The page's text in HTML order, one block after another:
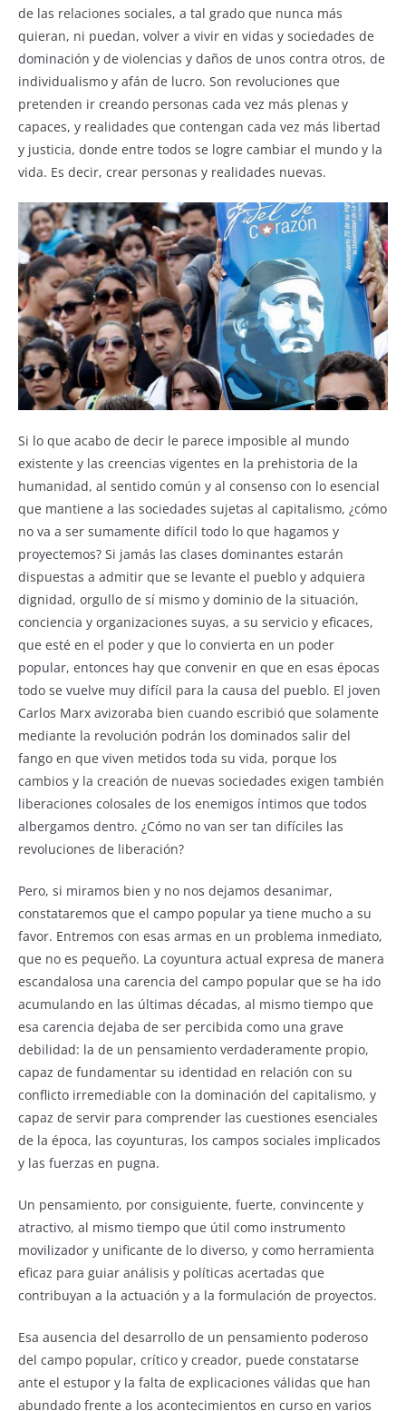
de las relaciones sociales, a tal grado que nunca más
quieran, ni puedan, volver a vivir en vidas y sociedades de
dominación y de violencias y daños de unos contra otros, de
individualismo y afán de lucro. Son revoluciones que
pretenden ir creando personas cada vez más plenas y
capaces, y realidades que contengan cada vez más libertad
y justicia, donde entre todos se logre cambiar el mundo y la
vida. Es decir, crear personas y realidades nuevas.
Si lo que acabo de decir le parece imposible al mundo
existente y las creencias vigentes en la prehistoria de la
humanidad, al sentido común y al consenso con lo esencial
que mantiene a las sociedades sujetas al capitalismo, ¿cómo
no va a ser sumamente difícil todo lo que hagamos y
proyectemos? Si jamás las clases dominantes estarán
dispuestas a admitir que se levante el pueblo y adquiera
dignidad, orgullo de sí mismo y dominio de la situación,
conciencia y organizaciones suyas, a su servicio y eficaces,
que esté en el poder y que lo convierta en un poder
popular, entonces hay que convenir en que en esas épocas
todo se vuelve muy difícil para la causa del pueblo. El joven
Carlos Marx avizoraba bien cuando escribió que solamente
mediante la revolución podrán los dominados salir del
fango en que viven metidos toda su vida, porque los
cambios y la creación de nuevas sociedades exigen también
liberaciones colosales de los enemigos íntimos que todos
albergamos dentro. ¿Cómo no van ser tan difíciles las
revoluciones de liberación?
Pero, si miramos bien y no nos dejamos desanimar,
constataremos que el campo popular ya tiene mucho a su
favor. Entremos con esas armas en un problema inmediato,
que no es pequeño. La coyuntura actual expresa de manera
escandalosa una carencia del campo popular que se ha ido
acumulando en las últimas décadas, al mismo tiempo que
esa carencia dejaba de ser percibida como una grave
debilidad: la de un pensamiento verdaderamente propio,
capaz de fundamentar su identidad en relación con su
conflicto irremediable con la dominación del capitalismo, y
capaz de servir para comprender las cuestiones esenciales
de la época, las coyunturas, los campos sociales implicados
y las fuerzas en pugna.
Un pensamiento, por consiguiente, fuerte, convincente y
atractivo, al mismo tiempo que útil como instrumento
movilizador y unificante de lo diverso, y como herramienta
eficaz para guiar análisis y políticas acertadas que
contribuyan a la actuación y a la formulación de proyectos.
Esa ausencia del desarrollo de un pensamiento poderoso
del campo popular, crítico y creador, puede constatarse
ante el estupor y la falta de explicaciones válidas que han
abundado frente a los acontecimientos en curso en varios